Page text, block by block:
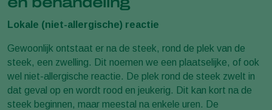
Lokale (niet-allergische) reactie
Gewoonlijk ontstaat er na de steek, rond de plek van de
steek, een zwelling. Dit noemen we een plaatselijke, of ook
wel niet-allergische reactie. De plek rond de steek zwelt in
dat geval op en wordt rood en jeukerig. Dit kan kort na de
steek beginnen, maar meestal na enkele uren. De